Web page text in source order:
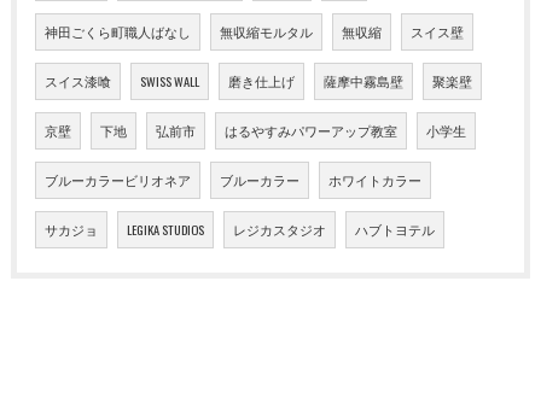
神田ごくら町職人ばなし 無収縮モルタル 無収縮 スイス壁
スイス漆喰 SWISS WALL 磨き仕上げ 薩摩中霧島壁 聚楽壁
京壁 下地 弘前市 はるやすみパワーアップ教室 小学生
ブルーカラービリオネア ブルーカラー ホワイトカラー
サカジョ LEGIKA STUDIOS レジカスタジオ ハブトヨテル